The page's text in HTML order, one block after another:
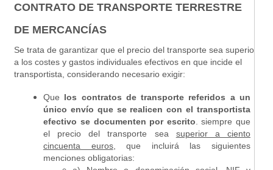
CONTRATO DE TRANSPORTE TERRESTRE
DE MERCANCÍAS
Se trata de garantizar que el precio del transporte sea superior
a los costes y gastos individuales efectivos en que incide el
transportista, considerando necesario exigir:
Que los contratos de transporte referidos a un
único envío que se realicen con el transportista
efectivo se documenten por escrito
siempre que
el precio del transporte sea superior a ciento
cincuenta euros, que incluirá las siguientes
menciones obligatorias: